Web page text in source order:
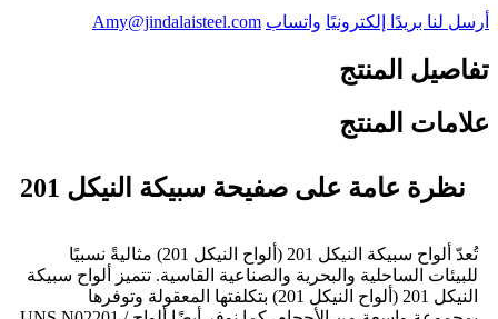
أرسل لنا بريدًا إلكترونيًا واتساب Amy@jindalaisteel.com
تفاصيل المنتج
علامات المنتج
نظرة عامة على صفيحة سبيكة النيكل 201
تُعدّ ألواح سبيكة النيكل 201 (ألواح النيكل 201) مثاليةً نسبيًا
للبيئات الساحلية والبحرية والصناعية القاسية. تتميز ألواح سبيكة
النيكل 201 (ألواح النيكل 201) بتكلفتها المعقولة وتوفرها